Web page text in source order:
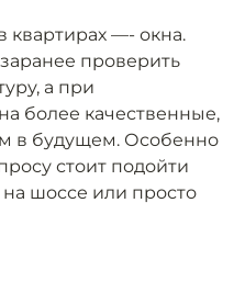
квартирах —- окна.
проверить
а при
более качественные,
в будущем. Особенно
стоит подойти
на шоссе или просто